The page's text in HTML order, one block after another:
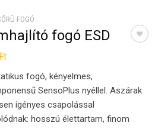
FOGÓ
fogó ESD
Ft
fogó, kényelmes,
SensoPlus nyéllel. Aszárak
igényes csapolással
hosszú élettartam, finom